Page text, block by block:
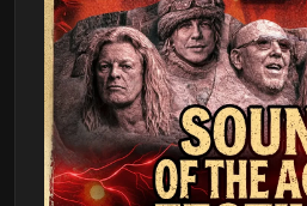
Poprzedni